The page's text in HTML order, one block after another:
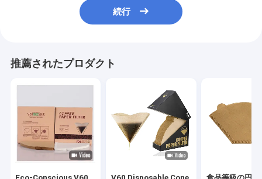
続行
推薦されたプロダクト